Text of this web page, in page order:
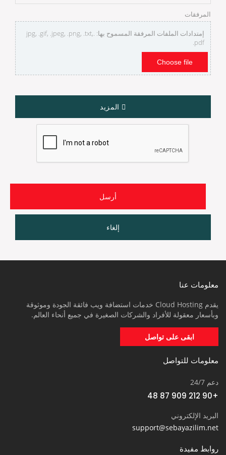
المرفقات
إمتدادات الملفات المرفقة المسموح بها: .jpg, .gif, .jpeg, .png, .txt,
.pdf
Choose file
المزيد
إلغاء
معلومات عنا
يقدم Cloud Hosting خدمات استضافة ويب فائقة الجودة وموثوقة
وبأسعار معقولة للأفراد والشركات الصغيرة في جميع أنحاء العالم.
ابقى على تواصل
معلومات للتواصل
دعم 24/7
+90 212 909 87 48
البريد الإلكتروني
support@sebayazilim.net
روابط مفيدة